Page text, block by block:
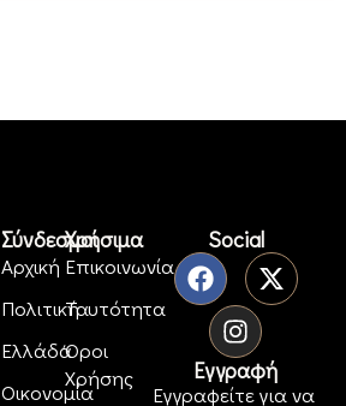
Σύνδεσμοι
Αρχική
Πολιτική
Ελλάδα
Οικονομία
Χρήσιμα
Επικοινωνία
Ταυτότητα
Όροι
Χρήσης
Social
Εγγραφή
Εγγραφείτε για να